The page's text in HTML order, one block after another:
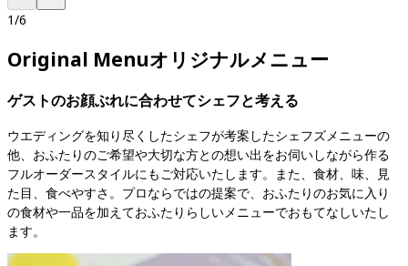
1/6
Original Menuオリジナルメニュー
ゲストのお顔ぶれに合わせてシェフと考える
ウエディングを知り尽くしたシェフが考案したシェフズメニューの
他、おふたりのご希望や大切な方との想い出をお伺いしながら作る
フルオーダースタイルにもご対応いたします。また、食材、味、見
た目、食べやすさ。プロならではの提案で、おふたりのお気に入り
の食材や一品を加えておふたりらしいメニューでおもてなしいたし
ます。